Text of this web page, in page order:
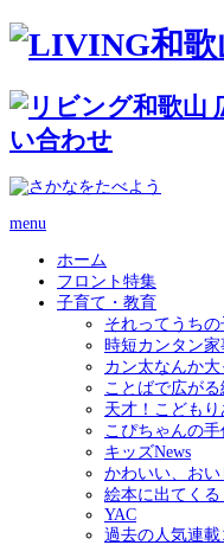
menu
ホーム
フロント特集
子育て・教育
それってうち
時短カンタン家
カン太なんか大
ことばで広が
天才！こどもり
こぴちゃんの
キッズNews
かわいい、お
絵本に出てく
YAC
過去の人気連載